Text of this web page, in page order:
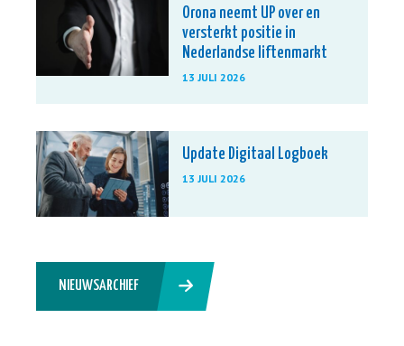
Orona neemt UP over en
versterkt positie in
Nederlandse liftenmarkt
13 JULI 2026
Update Digitaal Logboek
13 JULI 2026
NIEUWSARCHIEF